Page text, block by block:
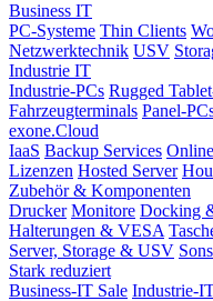
Business IT
PC-Systeme Thin Clients
Netzwerktechnik USV
Industrie IT
Industrie-PCs Rugged
Fahrzeugterminals Panel-
exone.Cloud
IaaS Backup Services
Lizenzen Hosted Server
Zubehör & Komponenten
Drucker Monitore Docking
Halterungen & VESA
Server, Storage & USV
Stark reduziert
Business-IT Sale Industrie-